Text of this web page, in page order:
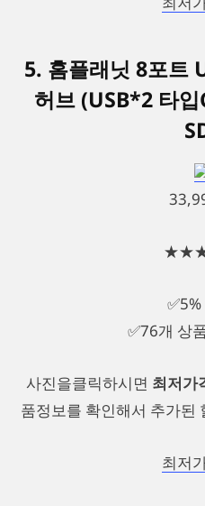
5. 홈플래닛 8포트
허브 (USB*2 타
✅76개 상
사진을클릭하시면 최저가
품정보를 확인해서 추가된
최저